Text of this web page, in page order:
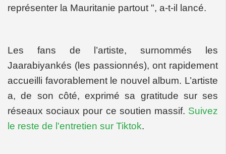
représenter la Mauritanie partout ", a-t-il lancé.
Les fans de l’artiste, surnommés les
Jaarabiyankés (les passionnés), ont rapidement
accueilli favorablement le nouvel album. L’artiste
a, de son côté, exprimé sa gratitude sur ses
réseaux sociaux pour ce soutien massif. Suivez
le reste de l'entretien sur Tiktok.